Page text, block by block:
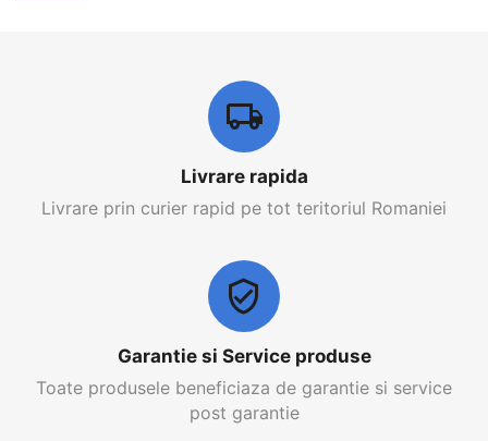
Livrare rapida
Livrare prin curier rapid pe tot teritoriul Romaniei
Garantie si Service produse
Toate produsele beneficiaza de garantie si service
post garantie